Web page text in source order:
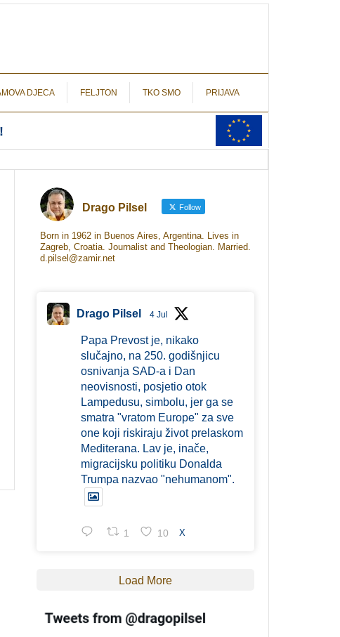
DJECA FELJTON TKO SMO PRIJAVA
Drago Pilsel Follow
Born in 1962 in Buenos Aires, Argentina. Lives in
Zagreb, Croatia. Journalist and Theologian. Married.
d.pilsel@zamir.net
Drago Pilsel 4 Jul
Papa Prevost je, nikako
slučajno, na 250. godišnjicu
osnivanja SAD-a i Dan
neovisnosti, posjetio otok
Lampedusu, simbolu, jer ga se
smatra "vratom Europe" za sve
one koji riskiraju život prelaskom
Mediterana. Lav je, inače,
migracijsku politiku Donalda
Trumpa nazvao "nehumanom".
1 10 X
Load More